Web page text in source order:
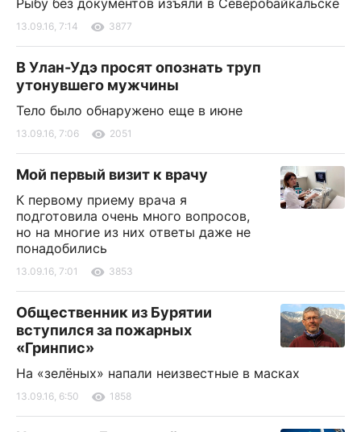
13.09.16, 7:14 3877
В Улан-Удэ просят опознать труп
утонувшего мужчины
Тело было обнаружено еще в июне
13.09.16, 7:06 2051
Мой первый визит к врачу
К первому приему врача я
подготовила очень много вопросов,
но на многие из них ответы даже не
понадобились
13.09.16, 7:01 3853
Общественник из Бурятии
вступился за пожарных
«Гринпис»
На «зелёных» напали неизвестные в масках
13.09.16, 6:50 1858